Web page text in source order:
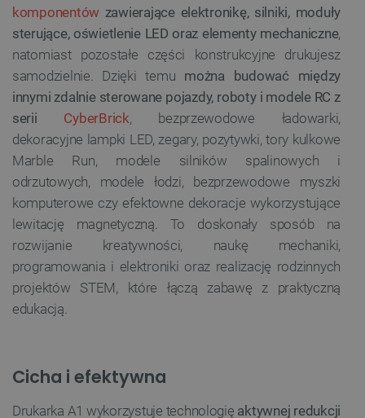
komponentów zawierające elektronikę, silniki, moduły
sterujące, oświetlenie LED oraz elementy mechaniczne,
natomiast pozostałe części konstrukcyjne drukujesz
samodzielnie. Dzięki temu można budować między
innymi zdalnie sterowane pojazdy, roboty i modele RC z
serii CyberBrick, bezprzewodowe ładowarki,
dekoracyjne lampki LED, zegary, pozytywki, tory kulkowe
Marble Run, modele silników spalinowych i
odrzutowych, modele łodzi, bezprzewodowe myszki
komputerowe czy efektowne dekoracje wykorzystujące
lewitację magnetyczną. To doskonały sposób na
rozwijanie kreatywności, naukę mechaniki,
programowania i elektroniki oraz realizację rodzinnych
projektów STEM, które łączą zabawę z praktyczną
edukacją.
Cicha i efektywna
Drukarka A1 wykorzystuje technologię aktywnej redukcji
VISITOR_PRIVACY_METADATA
YouTube
.youtube.com
__cf_bm
Cloudflare Inc.
Polityce prywatności Google